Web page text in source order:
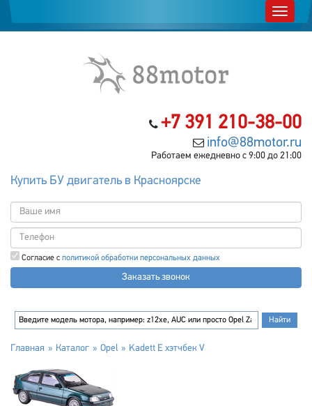
+7 391 210-38-00
info@88motor.ru
Работаем ежедневно с 9:00 до 21:00
Купить БУ двигатель в Красноярске
Согласие с политикой обработки персональных данных
Заказать звонок
Главная Каталог Opel Kadett E хэтчбек V